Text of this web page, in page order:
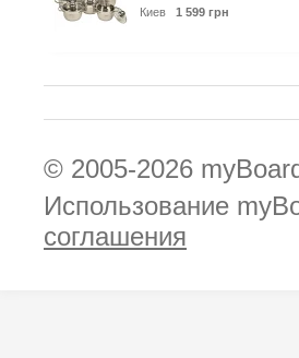
Киев 1 599 грн
© 2005-2026
Использование
соглашения